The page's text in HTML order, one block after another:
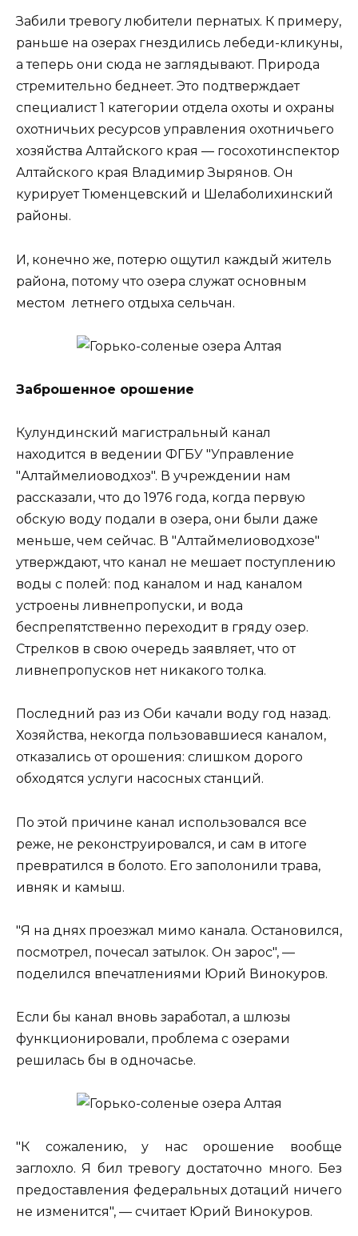
Забили тревогу любители пернатых. К примеру,
раньше на озерах гнездились лебеди-кликуны,
а теперь они сюда не заглядывают. Природа
стремительно беднеет. Это подтверждает
специалист 1 категории отдела охоты и охраны
охотничьих ресурсов управления охотничьего
хозяйства Алтайского края — госохотинспектор
Алтайского края Владимир Зырянов. Он
курирует Тюменцевский и Шелаболихинский
районы.
И, конечно же, потерю ощутил каждый житель
района, потому что озера служат основным
местом летнего отдыха сельчан.
Заброшенное орошение
Кулундинский магистральный канал
находится в ведении ФГБУ "Управление
"Алтаймелиоводхоз". В учреждении нам
рассказали, что до 1976 года, когда первую
обскую воду подали в озера, они были даже
меньше, чем сейчас. В "Алтаймелиоводхозе"
утверждают, что канал не мешает поступлению
воды с полей: под каналом и над каналом
устроены ливнепропуски, и вода
беспрепятственно переходит в гряду озер.
Стрелков в свою очередь заявляет, что от
ливнепропусков нет никакого толка.
Последний раз из Оби качали воду год назад.
Хозяйства, некогда пользовавшиеся каналом,
отказались от орошения: слишком дорого
обходятся услуги насосных станций.
По этой причине канал использовался все
реже, не реконструировался, и сам в итоге
превратился в болото. Его заполонили трава,
ивняк и камыш.
"Я на днях проезжал мимо канала. Остановился,
посмотрел, почесал затылок. Он зарос", —
поделился впечатлениями Юрий Винокуров.
Если бы канал вновь заработал, а шлюзы
функционировали, проблема с озерами
решилась бы в одночасье.
"К сожалению, у нас орошение вообще
заглохло. Я бил тревогу достаточно много. Без
предоставления федеральных дотаций ничего
не изменится", — считает Юрий Винокуров.